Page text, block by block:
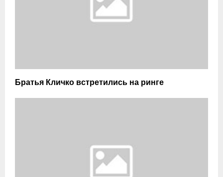
Братья Кличко встретились на ринге